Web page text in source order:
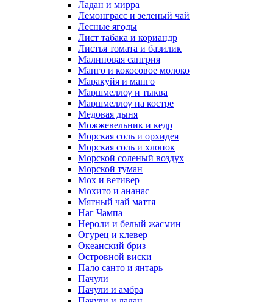
Ладан и мирра
Лемонграсс и зеленый чай
Лесные ягоды
Лист табака и кориандр
Листья томата и базилик
Малиновая сангрия
Манго и кокосовое молоко
Маракуйя и манго
Маршмеллоу и тыква
Маршмеллоу на костре
Медовая дыня
Можжевельник и кедр
Морская соль и орхидея
Морская соль и хлопок
Морской соленый воздух
Морской туман
Мох и ветивер
Мохито и ананас
Мятный чай маття
Наг Чампа
Нероли и белый жасмин
Огурец и клевер
Океанский бриз
Островной виски
Пало санто и янтарь
Пачули
Пачули и амбра